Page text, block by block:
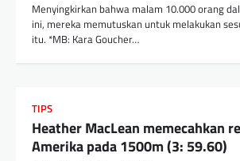
Menyingkirkan bahwa malam 10.000 orang
ini, mereka memutuskan untuk melakukan
itu. *MB: Kara Goucher…
TIPS
Heather MacLean memecahkan
Amerika pada 1500m (3: 59.60)